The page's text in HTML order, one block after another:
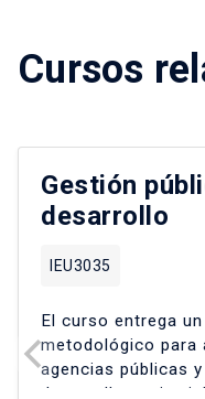
Cursos
Gestión
desarrollo
IEU3035
El curso entrega
metodológico para
agencias públicas
desarrollo territorial